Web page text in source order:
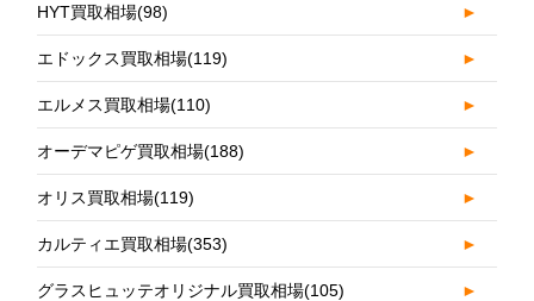
HYT買取相場(98) ►
エドックス買取相場(119) ►
エルメス買取相場(110) ►
オーデマピゲ買取相場(188) ►
オリス買取相場(119) ►
カルティエ買取相場(353) ►
グラスヒュッテオリジナル買取相場(105) ►